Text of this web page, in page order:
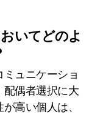
いてどのよ
ュニケーショ
配偶者選択に大
高い個人は、